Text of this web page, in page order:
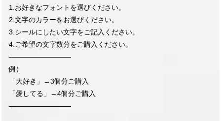
1.お好きなフォントを選びください。
2.文字のカラーをお選びください。
3.シールにしたい文字をご記入ください。
4.ご希望の文字数分をご購入ください。
—————————
例）
「大好き」→3個分ご購入
「愛してる」→4個分ご購入
—————————